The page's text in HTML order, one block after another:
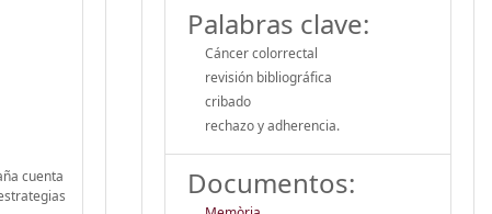
cuenta
Palabras clave:
Cáncer colorrectal
revisión bibliográfica
cribado
rechazo y adherencia.
Documentos: